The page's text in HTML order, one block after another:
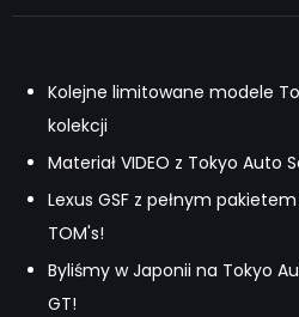
Kolejne limitowane modele
kolekcji
Materiał VIDEO z Tokyo Auto
Lexus GSF z pełnym
TOM's!
Byliśmy w Japonii na Tokyo
GT!